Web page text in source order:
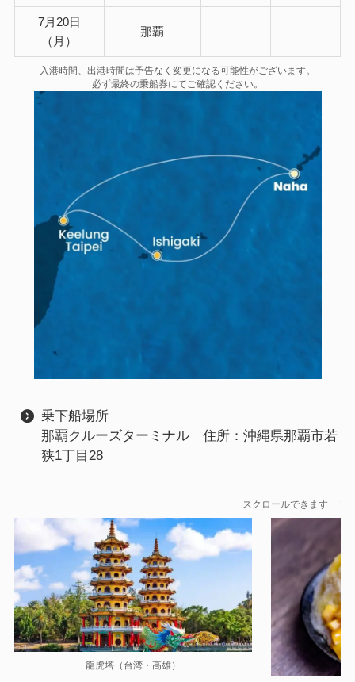
7月20日
（月）
那覇
入港時間、出港時間は予告なく変更になる可能性がございます。
必ず最終の乗船券にてご確認ください。
乗下船場所
那覇クルーズターミナル 住所：沖縄県那覇市若
狭1丁目28
スクロールできます
龍虎塔（台湾・高雄）